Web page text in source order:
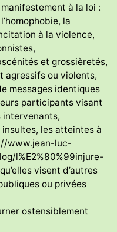
à la loi :
la
à la violence,
et grossièretés,
agressifs ou violents,
messages identiques
participants visant
intervenants,
les atteintes à
www.jean-luc-
l%E2%80%99injure-
visent d’autres
ou privées
ostensiblement